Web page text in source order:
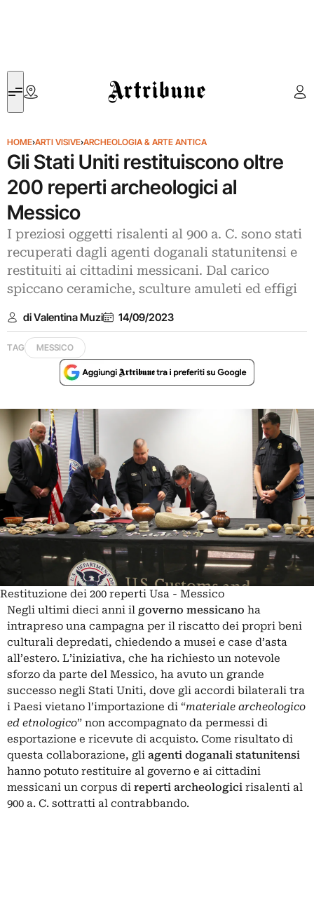
Artribune
HOME›ARTI VISIVE›ARCHEOLOGIA & ARTE ANTICA
Gli Stati Uniti restituiscono oltre
200 reperti archeologici al
Messico
I preziosi oggetti risalenti al 900 a. C. sono stati
recuperati dagli agenti doganali statunitensi e
restituiti ai cittadini messicani. Dal carico
spiccano ceramiche, sculture amuleti ed effigi
di Valentina Muzi 14/09/2023
TAG MESSICO
Restituzione dei 200 reperti Usa - Messico
Negli ultimi dieci anni il governo messicano ha
intrapreso una campagna per il riscatto dei propri beni
culturali depredati, chiedendo a musei e case d’asta
all’estero. L’iniziativa, che ha richiesto un notevole
sforzo da parte del Messico, ha avuto un grande
successo negli Stati Uniti, dove gli accordi bilaterali tra
i Paesi vietano l’importazione di “materiale archeologico
ed etnologico” non accompagnato da permessi di
esportazione e ricevute di acquisto. Come risultato di
questa collaborazione, gli agenti doganali statunitensi
hanno potuto restituire al governo e ai cittadini
messicani un corpus di reperti archeologici risalenti al
900 a. C. sottratti al contrabbando.